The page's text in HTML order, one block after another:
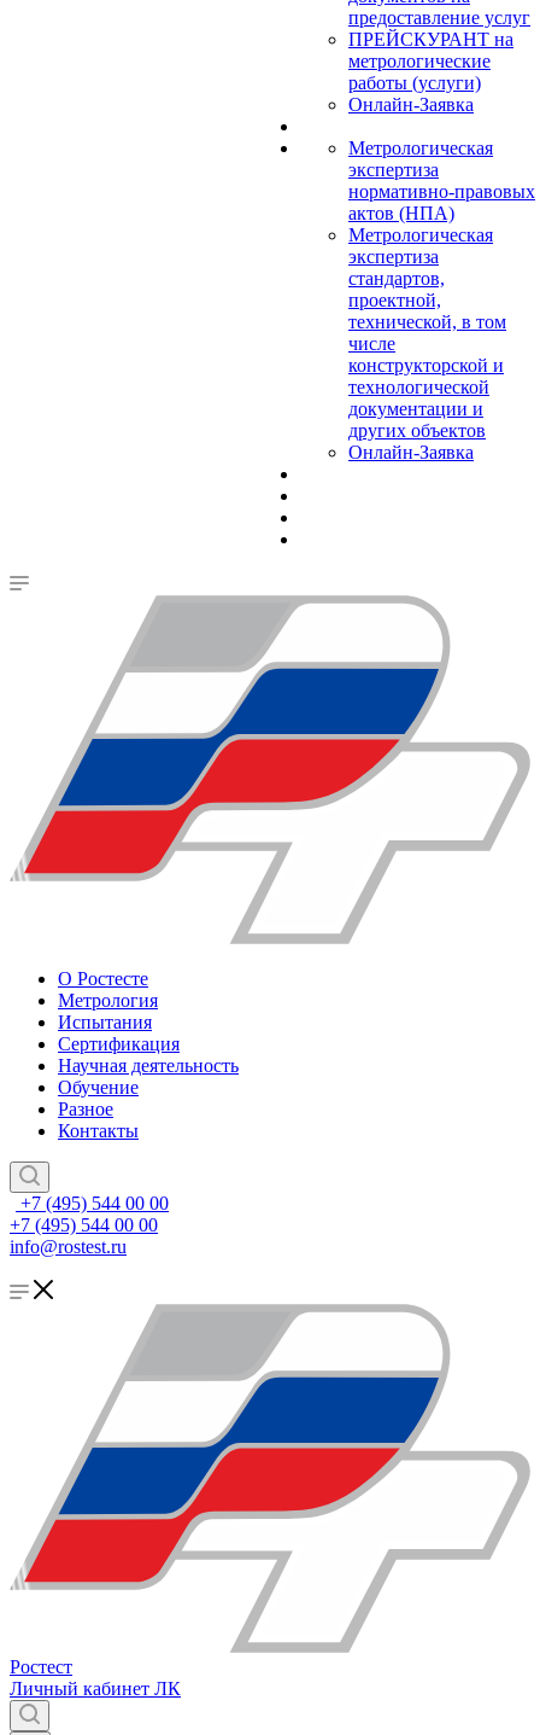
предоставление услуг
ПРЕЙСКУРАНТ на
метрологические
работы (услуги)
Онлайн-Заявка
Метрологическая
экспертиза
нормативно-правовых
актов (НПА)
Метрологическая
экспертиза
стандартов,
проектной,
технической, в том
числе
конструкторской и
технологической
документации и
других объектов
Онлайн-Заявка
О Ростесте
Метрология
Испытания
Сертификация
Научная деятельность
Обучение
Разное
Контакты
+7 (495) 544 00 00
+7 (495) 544 00 00
info@rostest.ru
Ростест
Личный кабинет ЛК